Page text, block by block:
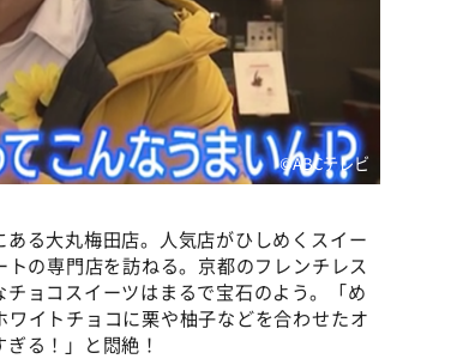
©️ABCテレビ
る大丸梅田店。人気店がひしめくスイー
の専門店を訪ねる。京都のフレンチレス
ョコスイーツはまるで宝石のよう。「め
イトチョコに栗や柚子などを合わせたオ
る！」と悶絶！